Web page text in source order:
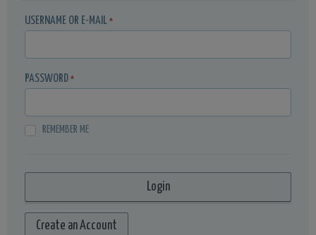
USERNAME OR E-MAIL *
PASSWORD *
REMEMBER ME
Create an Account